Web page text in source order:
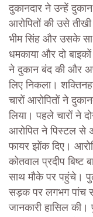
दुकानदार ने उन्हें
आरोपितों की उसे
भीम सिंह और उसके
धमकाया और दो
ने दुकान बंद की और
लिए निकला।
चारों आरोपितों ने
लिया। पहले चारों ने
आरोपित ने पिस्टल से
फायर झोंक दिए।
कोतवाल प्रदीप बिष्ट
साथ मौके पर पहुंचे।
सड़क पर लगभग पांच
जानकारी हासिल